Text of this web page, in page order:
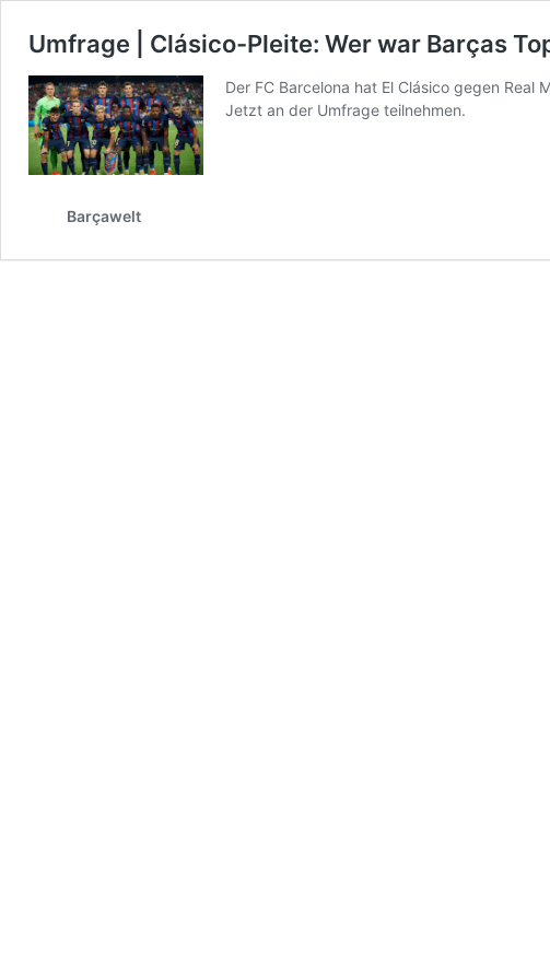
Umfrage | Clásico-Pleite: Wer war Barças
Der FC Barcelona hat El Clásico gegen
Jetzt an der Umfrage teilnehmen.
Barçawelt